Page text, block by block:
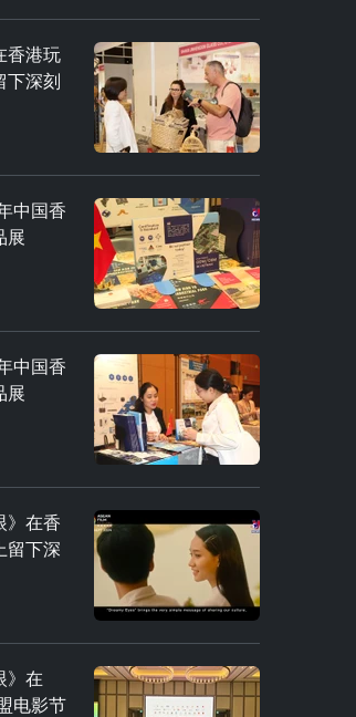
香港玩
下深刻
中国香
展
中国香
展
》在香
留下深
》在
电影节